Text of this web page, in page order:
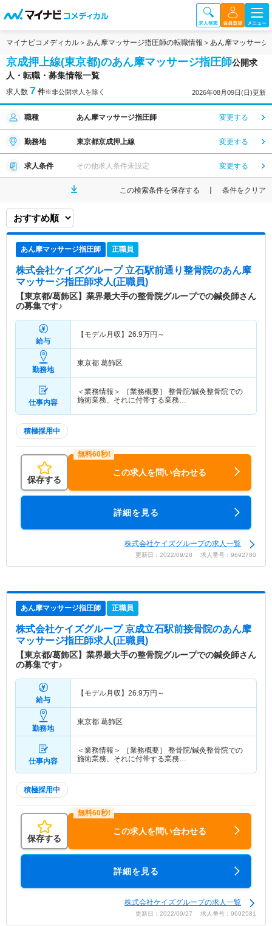
マイナビコメディカル あん摩マッサージ指圧師の転職情報 あん摩マッサージ
京成押上線(東京都)のあん摩マッサージ指圧師公開求
人・転職・募集情報一覧
求人数 7 件※非公開求人を除く 2026年08月09日(日)更新
職種 あん摩マッサージ指圧師 変更する
勤務地 東京都京成押上線 変更する
求人条件 その他求人条件未設定 変更する
この検索条件を保存する 条件をクリア
あん摩マッサージ指圧師 正職員
株式会社ケイズグループ 立石駅前通り整骨院のあん摩
マッサージ指圧師求人(正職員)
【東京都/葛飾区】業界最大手の整骨院グループでの鍼灸師さん
の募集です♪
給与
【モデル月収】 26.9万円～
勤務地
東京都 葛飾区
仕事内容
＜業務情報＞ ［業務概要］ 整骨院/鍼灸整骨院での
施術業務、それに付帯する業務…
積極採用中
保存する
この求人を問い合わせる
詳細を見る
株式会社ケイズグループの求人一覧
更新日：2022/09/28 求人番号：9692780
あん摩マッサージ指圧師 正職員
株式会社ケイズグループ 京成立石駅前接骨院のあん摩
マッサージ指圧師求人(正職員)
【東京都/葛飾区】業界最大手の整骨院グループでの鍼灸師さん
の募集です♪
給与
【モデル月収】 26.9万円～
勤務地
東京都 葛飾区
仕事内容
＜業務情報＞ ［業務概要］ 整骨院/鍼灸整骨院での
施術業務、それに付帯する業務…
積極採用中
保存する
この求人を問い合わせる
詳細を見る
株式会社ケイズグループの求人一覧
更新日：2022/09/27 求人番号：9692581